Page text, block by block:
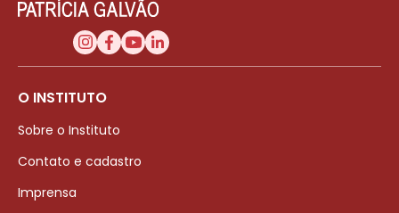
O INSTITUTO
Sobre o Instituto
Contato e cadastro
Imprensa